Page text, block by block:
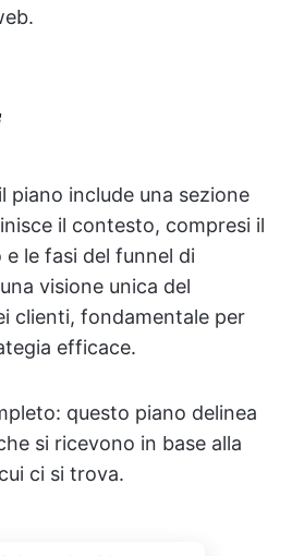
piano include una sezione
il contesto, compresi il
le fasi del funnel di
visione unica del
clienti, fondamentale per
efficace.
questo piano delinea
si ricevono in base alla
ci si trova.